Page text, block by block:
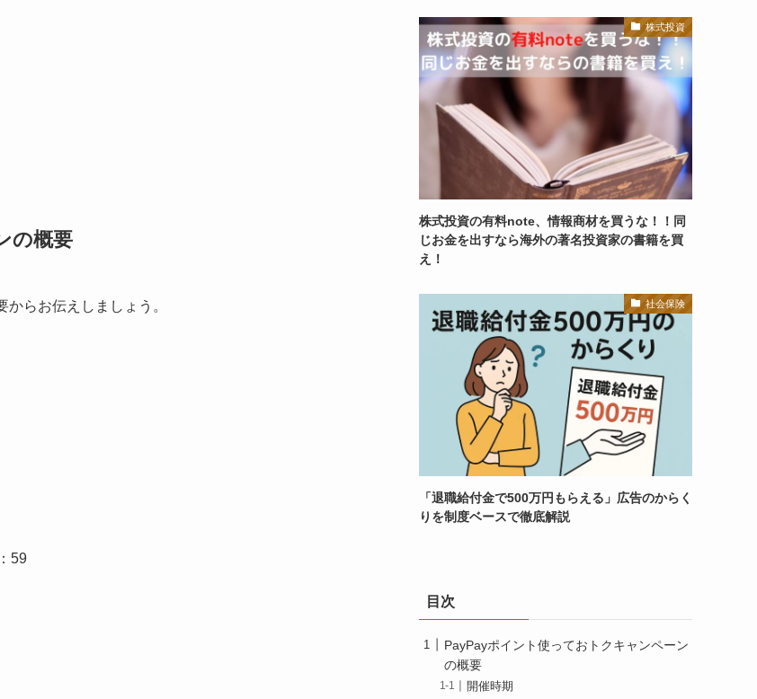
の概要
らお伝えしましょう。
59
株式投資
株式投資の有料note、情報商材を買うな！！同
じお金を出すなら海外の著名投資家の書籍を買
え！
社会保険
「退職給付金で500万円もらえる」広告のからく
りを制度ベースで徹底解説
目次
PayPayポイント使っておトクキャンペーン
の概要
開催時期